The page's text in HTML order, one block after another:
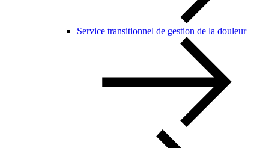
Service transitionnel de gestion de la douleur